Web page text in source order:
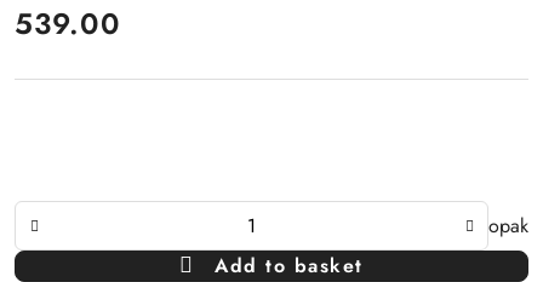
price:
539.00
opak
Add to basket